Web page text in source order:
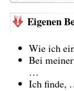
Eigenen
Wie ich
Bei
…
Ich finde,